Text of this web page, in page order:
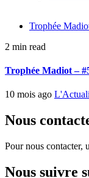
Trophée
2 min read
Trophée Madiot –
10 mois ago
Nous
Pour nous contacter,
Nous suivre